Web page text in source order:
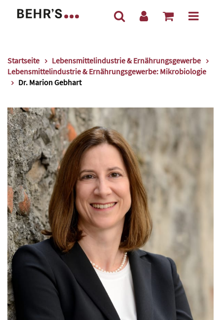
Startseite
Lebensmittelindustrie & Ernährungsgewerbe
Lebensmittelindustrie & Ernährungsgewerbe: Mikrobiologie
Dr. Marion Gebhart